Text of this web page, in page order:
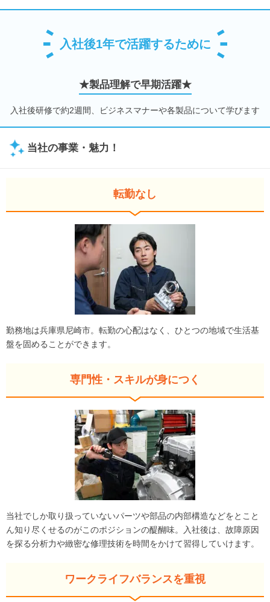
入社後1年で活躍するために
★製品理解で早期活躍★
入社後研修で約2週間、ビジネスマナーや各製品について学びます
当社の事業・魅力！
転勤なし
勤務地は兵庫県尼崎市。転勤の心配はなく、ひとつの地域で生活基
盤を固めることができます。
専門性・スキルが身につく
当社でしか取り扱っていないパーツや部品の内部構造などをとこと
ん知り尽くせるのがこのポジションの醍醐味。入社後は、故障原因
を探る分析力や緻密な修理技術を時間をかけて習得していけます。
ワークライフバランスを重視